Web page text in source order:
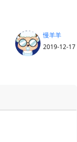
慢羊羊
2019-12-17